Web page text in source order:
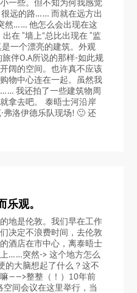
一些。但不知为何我感觉
很远的路…… 而就在远方出
然…… 他怎么会出现在这
在 “墙上”总比出现在 “监
一个漂亮的建筑。外观
伴O.A所说的那样-如此规
阔的空间。也许真不应该
物中心连在一起。虽然我
我还拍了一些建筑物周
拿去吧。 泰晤士河沿岸
洛伊德乐队现场! 🙂 还
观。
地是伦敦。我们早在工作
决定不浪费时间，去伦敦
酒店在市中心，离泰晤士
……突然-> 这个地方怎么
大脑想起了什么？这不
——>整整（！）10年前
空间会议在这里举行，当